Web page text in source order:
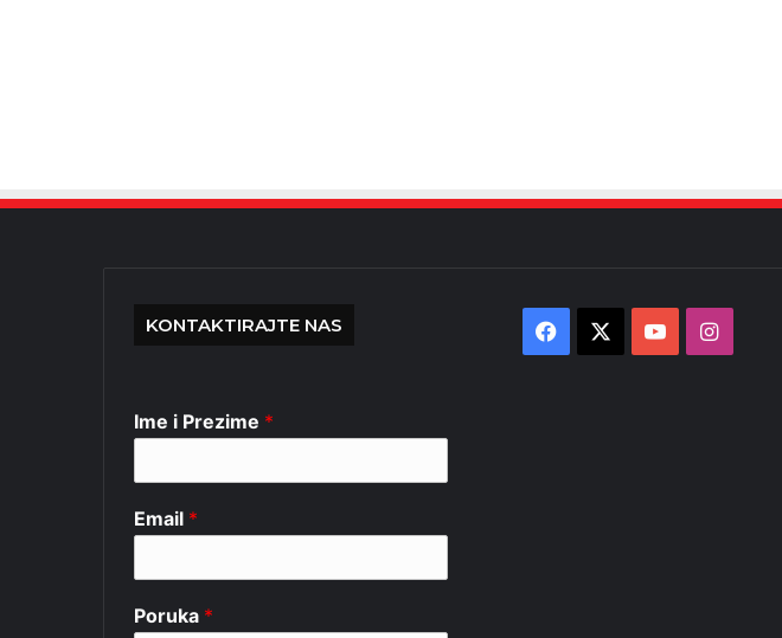
KONTAKTIRAJTE NAS
Ime i Prezime *
Email *
Poruka *
Facebook YouTube